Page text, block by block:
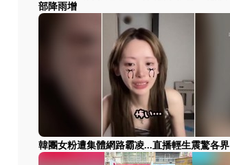
部降雨增
韓團女粉遭集體網路霸凌...直播輕生震驚各界